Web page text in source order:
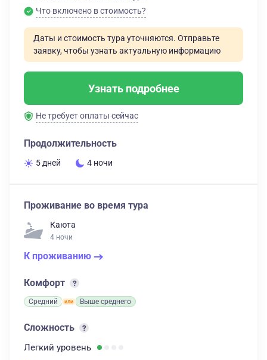
Что включено в стоимость?
Даты и стоимость тура уточняются. Отправьте
заявку, чтобы узнать актуальную информацию
Узнать подробнее
Не требует оплаты сейчас
Продолжительность
5 дней 4 ночи
Проживание во время тура
Каюта
4 ночи
К проживанию
Комфорт
Средний Выше среднего
Сложность
Легкий уровень